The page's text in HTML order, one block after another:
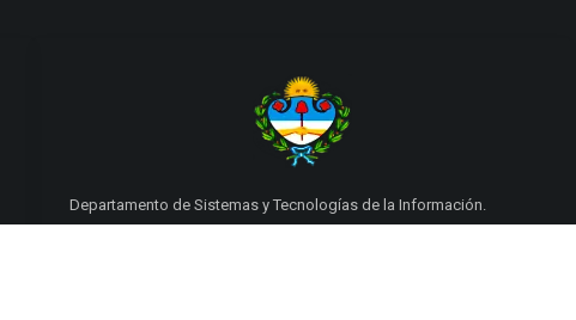
Departamento de Sistemas y Tecnologías de la Información.